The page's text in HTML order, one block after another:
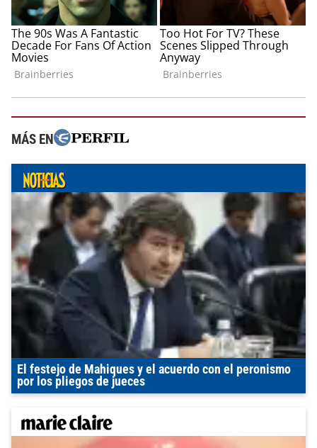
MÁS EN
El festejo de Mahiques y el acuerdo con el peronismo
por los pliegos de jueces